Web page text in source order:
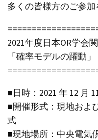
多くの皆様方のご参加
2021年度日本OR学会
「確率モデルの躍動」
■日時：2021 年 12 月
■開催形式：現地およ
式
■現地場所：中央電気